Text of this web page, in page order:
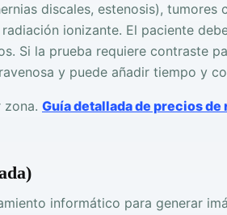
discales, estenosis), tumores
ionizante. El paciente
Si la prueba requiere contraste
y puede añadir tiempo y
Guía detallada de precios de
informático para generar